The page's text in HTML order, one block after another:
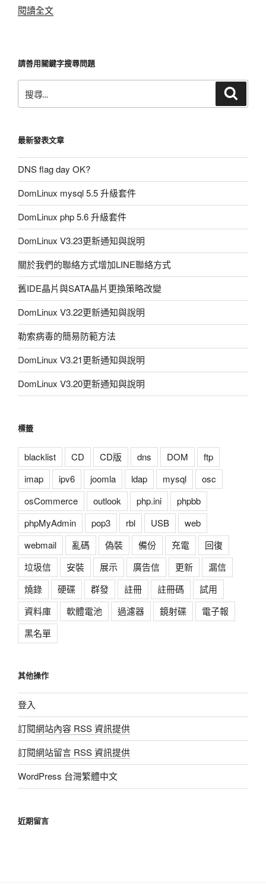
閱讀全文
網
路〉
請善用關鍵字搜尋問題
搜
尋:
最新發表文章
DNS flag day OK?
DomLinux mysql 5.5 升級套件
DomLinux php 5.6 升級套件
DomLinux V3.23更新通知與說明
關於我們的聯絡方式增加LINE聯絡方式
舊IDE晶片與SATA晶片更換策略改變
DomLinux V3.22更新通知與說明
勒索病毒的簡易防範方法
DomLinux V3.21更新通知與說明
DomLinux V3.20更新通知與說明
標籤
blacklist CD CD版 dns DOM
ftp
imap
ipv6 joomla ldap mysql
osc
osCommerce
outlook php.ini
phpbb
phpMyAdmin
pop3 rbl USB
web
webmail
亂碼 偽裝 備份 充電
回復
垃圾信
安裝 展示 廣告信 更新
漏信
燒錄
硬碟 群發 註冊 註冊碼
試用
資料庫
軟體電池 過濾器 鏡射碟
電子報
黑名單
其他操作
登入
訂閱網站內容 RSS 資訊提供
訂閱網站留言 RSS 資訊提供
WordPress 台灣繁體中文
近期留言